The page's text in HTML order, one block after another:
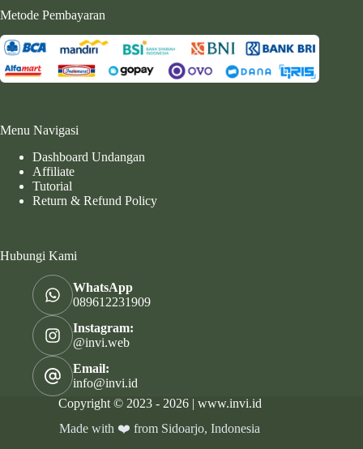
Metode Pembayaran
Menu Navigasi
Dashboard Undangan
Affiliate
Tutorial
Return & Refund Policy
Hubungi Kami
WhatsApp
089612231909
Instagram:
@invi.web
Email:
info@invi.id
Copyright © 2023 - 2026 | www.invi.id
Made with ❤️ from Sidoarjo, Indonesia